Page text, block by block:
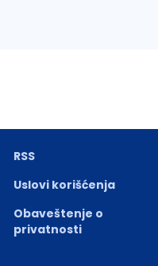
RSS
Uslovi korišćenja
Obaveštenje o
privatnosti